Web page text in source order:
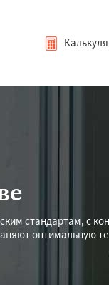
стандартам, с
оптимальную